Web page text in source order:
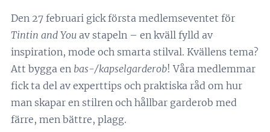
Den 27 februari gick första medlemseventet för
Tintin and You av stapeln – en kväll fylld av
inspiration, mode och smarta stilval. Kvällens tema?
Att bygga en bas-/kapselgarderob! Våra medlemmar
fick ta del av experttips och praktiska råd om hur
man skapar en stilren och hållbar garderob med
färre, men bättre, plagg.